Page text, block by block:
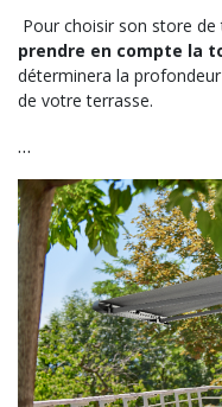
Pour choisir son store
prendre en compte la
déterminera la
de votre terrasse.
…